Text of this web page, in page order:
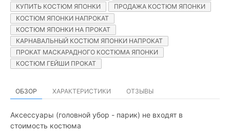
КУПИТЬ КОСТЮМ ЯПОНКИ
ПРОДАЖА КОСТЮМ ЯПОНКИ
КОСТЮМ ЯПОНКИ НАПРОКАТ
КОСТЮМ ЯПОНКИ НА ПРОКАТ
КАРНАВАЛЬНЫЙ КОСТЮМ ЯПОНКИ НАПРОКАТ
ПРОКАТ МАСКАРАДНОГО КОСТЮМА ЯПОНКИ
КОСТЮМ ГЕЙШИ ПРОКАТ
ОБЗОР ХАРАКТЕРИСТИКИ ОТЗЫВЫ
Аксессуары (головной убор - парик) не входят в
стоимость костюма